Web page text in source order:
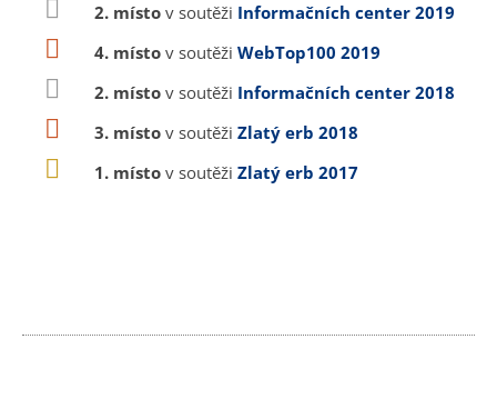
2. místo v soutěži Informačních center 2019
4. místo v soutěži WebTop100 2019
2. místo v soutěži Informačních center 2018
3. místo v soutěži Zlatý erb 2018
1. místo v soutěži Zlatý erb 2017